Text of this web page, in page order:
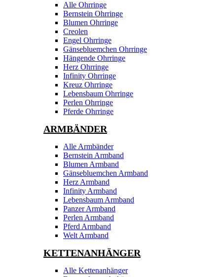
Alle Ohrringe
Bernstein Ohrringe
Blumen Ohrringe
Creolen
Engel Ohrringe
Gänsebluemchen Ohrringe
Hängende Ohrringe
Herz Ohrringe
Infinity Ohrringe
Kreuz Ohrringe
Lebensbaum Ohrringe
Perlen Ohrringe
Pferde Ohrringe
ARMBÄNDER
Alle Armbänder
Bernstein Armband
Blumen Armband
Gänsebluemchen Armband
Herz Armband
Infinity Armband
Lebensbaum Armband
Panzer Armband
Perlen Armband
Pferd Armband
Welt Armband
KETTENANHÄNGER
Alle Kettenanhänger